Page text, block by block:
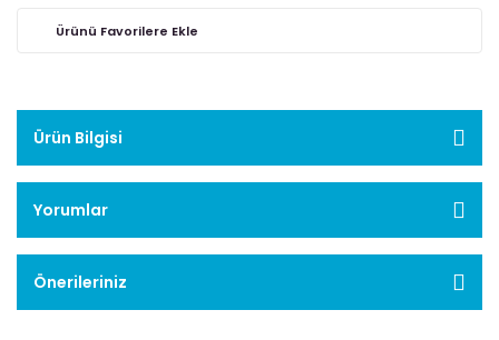
Ürün Bilgisi
Yorumlar
Önerileriniz